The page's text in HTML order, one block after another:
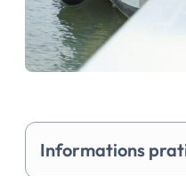
Informations